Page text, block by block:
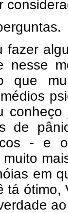
fazer
nesse
que
de
- e
em
tá ótimo,